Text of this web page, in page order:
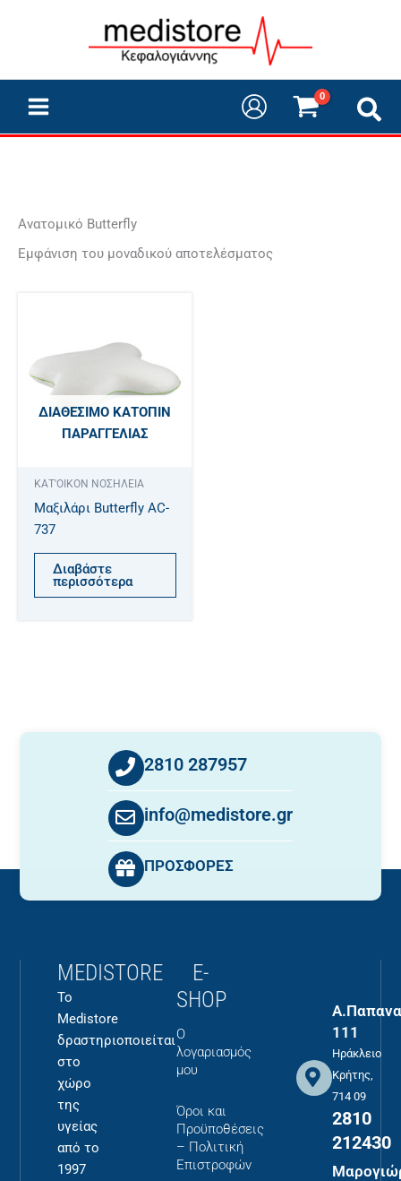
Aνατομικό Butterfly
Εμφάνιση του μοναδικού αποτελέσματος
ΔΙΑΘΈΣΙΜΟ ΚΑΤΌΠΙΝ
ΠΑΡΑΓΓΕΛΊΑΣ
ΚΑΤ'ΟΙΚΟΝ ΝΟΣΗΛΕΙΑ
Μαξιλάρι Butterfly AC-
737
Διαβάστε
περισσότερα
2810 287957
info@medistore.gr
ΠΡΟΣΦΟΡΕΣ
MEDISTORE
Το
Medistore
δραστηριοποιείται
στο
χώρο
της
υγείας
από το
1997
E-
SHOP
Ο
λογαριασμός
μου
Όροι και
Προϋποθέσεις
– Πολιτική
Επιστροφών
111
Ηράκλειο
Κρήτης,
714 09
2810
212430